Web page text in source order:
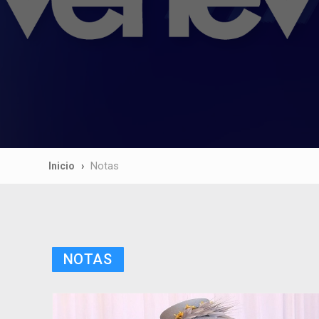
Inicio Notas
NOTAS